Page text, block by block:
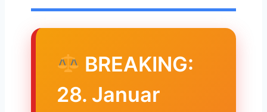
BREAKING:
28. Januar